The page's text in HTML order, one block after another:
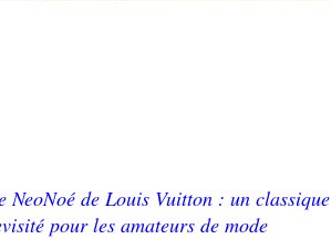
NeoNoé de Louis Vuitton : un classique
pour les amateurs de mode